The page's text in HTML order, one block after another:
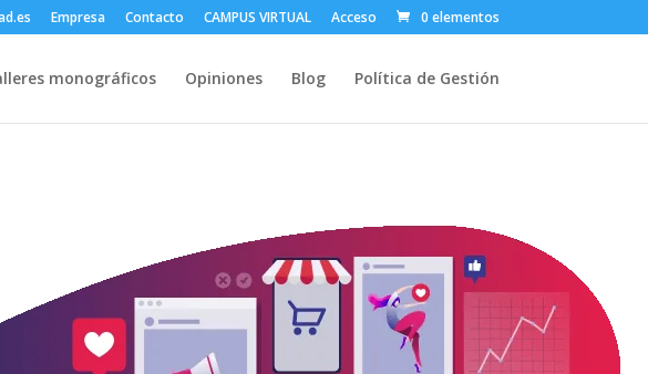
Empresa Contacto CAMPUS VIRTUAL Acceso 0 elementos
monográficos Opiniones Blog Política de Gestión